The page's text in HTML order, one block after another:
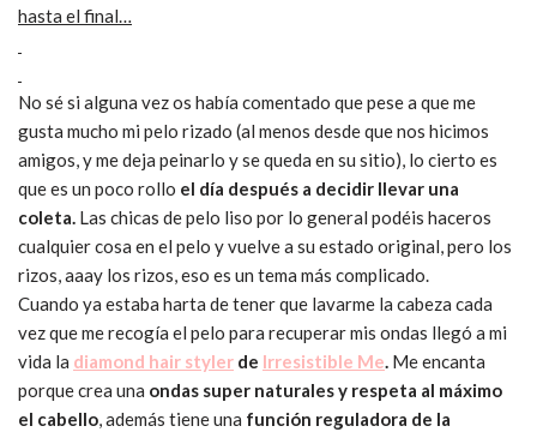
hasta el final…
No sé si alguna vez os había comentado que pese a que me
gusta mucho mi pelo rizado (al menos desde que nos hicimos
amigos, y me deja peinarlo y se queda en su sitio), lo cierto es
que es un poco rollo el día después a decidir llevar una
coleta. Las chicas de pelo liso por lo general podéis haceros
cualquier cosa en el pelo y vuelve a su estado original, pero los
rizos, aaay los rizos, eso es un tema más complicado.
Cuando ya estaba harta de tener que lavarme la cabeza cada
vez que me recogía el pelo para recuperar mis ondas llegó a mi
vida la diamond hair styler de Irresistible Me. Me encanta
porque crea una ondas super naturales y respeta al máximo
el cabello, además tiene una función reguladora de la